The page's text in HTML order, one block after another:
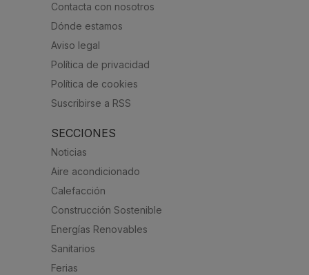
Contacta con nosotros
Dónde estamos
Aviso legal
Política de privacidad
Política de cookies
Suscribirse a RSS
SECCIONES
Noticias
Aire acondicionado
Calefacción
Construcción Sostenible
Energías Renovables
Sanitarios
Ferias